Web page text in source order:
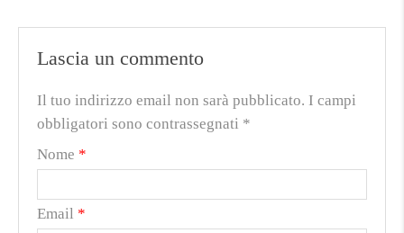
Lascia un commento
Il tuo indirizzo email non sarà pubblicato. I campi
obbligatori sono contrassegnati *
Nome *
Email *